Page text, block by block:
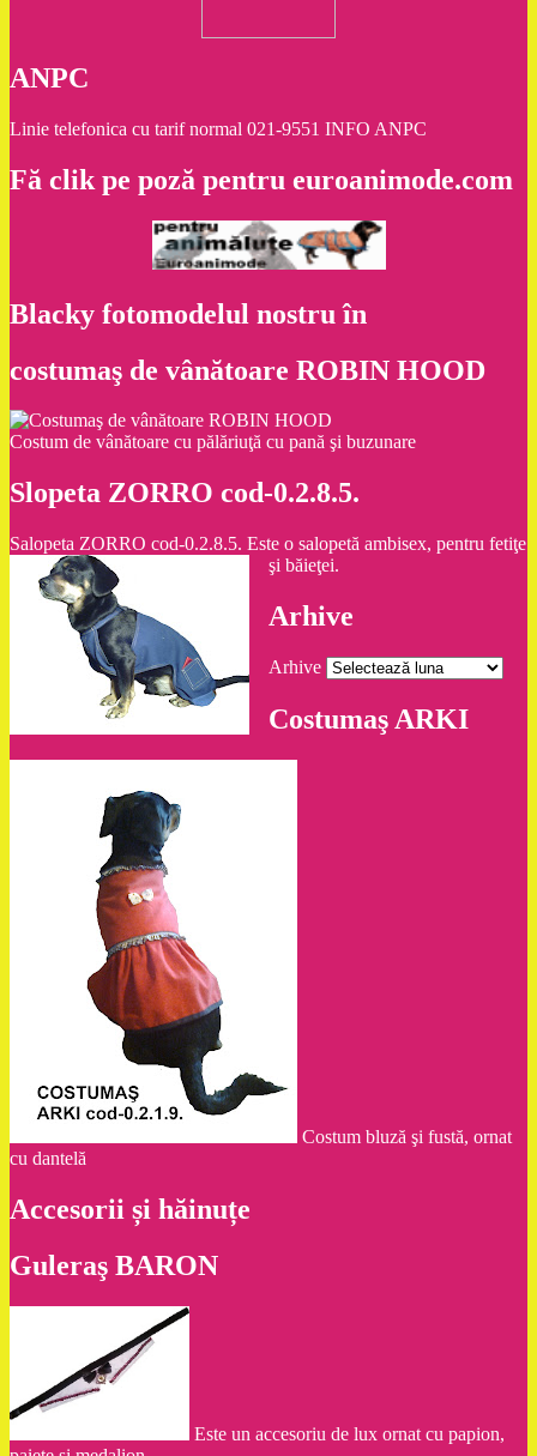
ANPC
Linie telefonica cu tarif normal 021-9551 INFO ANPC
Fă clik pe poză pentru euroanimode.com
Blacky fotomodelul nostru în
costumaş de vânătoare ROBIN HOOD
Costum de vânătoare cu pălăriuţă cu pană şi buzunare
Slopeta ZORRO cod-0.2.8.5.
Salopeta ZORRO cod-0.2.8.5. Este o salopetă ambisex, pentru fetiţe
şi băieţei.
Arhive
Arhive
Costumaş ARKI
Costum bluză şi fustă, ornat
cu dantelă
Accesorii și hăinuțe
Guleraş BARON
Este un accesoriu de lux ornat cu papion,